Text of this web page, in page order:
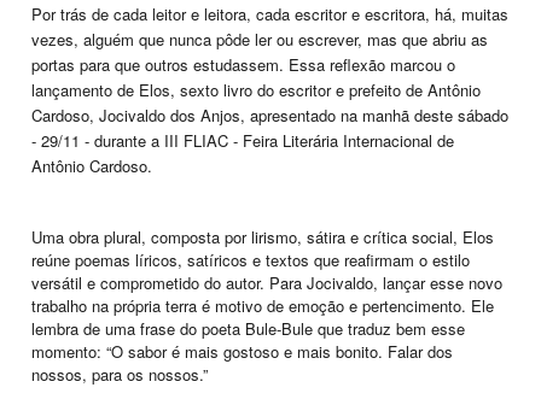
Por trás de cada leitor e leitora, cada escritor e escritora, há, muitas
vezes, alguém que nunca pôde ler ou escrever, mas que abriu as
portas para que outros estudassem. Essa reflexão marcou o
lançamento de Elos, sexto livro do escritor e prefeito de Antônio
Cardoso, Jocivaldo dos Anjos, apresentado na manhã deste sábado
- 29/11 - durante a III FLIAC - Feira Literária Internacional de
Antônio Cardoso.
Uma obra plural, composta por lirismo, sátira e crítica social, Elos
reúne poemas líricos, satíricos e textos que reafirmam o estilo
versátil e comprometido do autor. Para Jocivaldo, lançar esse novo
trabalho na própria terra é motivo de emoção e pertencimento. Ele
lembra de uma frase do poeta Bule-Bule que traduz bem esse
momento: “O sabor é mais gostoso e mais bonito. Falar dos
nossos, para os nossos.”